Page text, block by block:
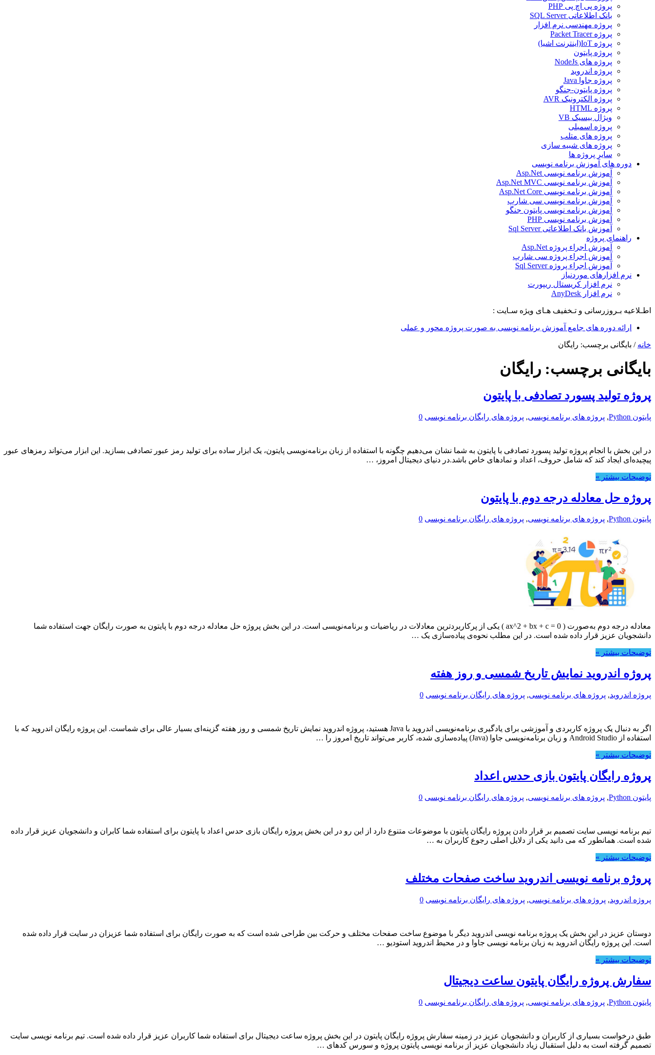
پروژه پی اچ پی PHP
بانک اطلاعاتی SQL Server
پروژه مهندسی نرم افزار
پروژه Packet Tracer
پروژه IoT(اینترنت اشیا)
پروژه پایتون
پروژه های NodeJs
پروژه اندروید
پروژه جاوا Java
پروژه پایتون-جنگو
پروژه الکترونیک AVR
پروژه HTML
ویژال بیسیک VB
پروژه اسمبلی
پروژه های متلب
پروژه های شبیه سازی
سایر پروژه ها
دوره های آموزش برنامه نویسی
آموزش برنامه نویسی Asp.Net
آموزش برنامه نویسی Asp.Net MVC
آموزش برنامه نویسی Asp.Net Core
آموزش برنامه نویسی سی شارپ
آموزش برنامه نویسی پایتون جنگو
آموزش برنامه نویسی PHP
آموزش بانک اطلاعاتی Sql Server
راهنمای پروژه
آموزش اجراء پروژه Asp.Net
آموزش اجراء پروژه سی شارپ
آموزش اجراء پروژه Sql Server
نرم افزارهای موردنیاز
نرم افزار کریستال ریپورت
نرم افزار AnyDesk
اطـلاعیه بـروزرسانی و تـخفیف هـای ویژه سـایت :
ارائه دوره های جامع آموزش برنامه نویسی به صورت پروژه محور و عملی
خانه / بایگانی برچسب: رایگان
بایگانی برچسب: رایگان
پروژه تولید پسورد تصادفی با پایتون
پایتون Python , پروژه های برنامه نویسی, پروژه های رایگان برنامه نویسی 0
در این بخش با انجام پروژه تولید پسورد تصادفی با پایتون به شما نشان می‌دهیم چگونه با استفاده از زبان برنامه‌نویسی پایتون، یک ابزار ساده برای تولید رمز عبور تصادفی بسازید. این ابزار می‌تواند رمزهای عبور
پیچیده‌ای ایجاد کند که شامل حروف، اعداد و نمادهای خاص باشد.در دنیای دیجیتال امروز، …
توضیحات بیشتر »
پروژه حل معادله درجه دوم با پایتون
پایتون Python , پروژه های برنامه نویسی, پروژه های رایگان برنامه نویسی 0
معادله درجه دوم به‌صورت ( ax^2 + bx + c = 0 ) یکی از پرکاربردترین معادلات در ریاضیات و برنامه‌نویسی است. در این بخش پروژه حل معادله درجه دوم با پایتون به صورت رایگان جهت استفاده شما
دانشجویان عزیز قرار داده شده است. در این مطلب نحوه‌ی پیاده‌سازی یک …
توضیحات بیشتر »
پروژه اندروید نمایش تاریخ شمسی و روز هفته
پروژه اندروید, پروژه های برنامه نویسی, پروژه های رایگان برنامه نویسی 0
اگر به دنبال یک پروژه کاربردی و آموزشی برای یادگیری برنامه‌نویسی اندروید با Java هستید، پروژه اندروید نمایش تاریخ شمسی و روز هفته گزینه‌ای بسیار عالی برای شماست. این پروژه رایگان اندروید که با
استفاده از Android Studio و زبان برنامه‌نویسی جاوا (Java) پیاده‌سازی شده، کاربر می‌تواند تاریخ امروز را …
توضیحات بیشتر »
پروژه رایگان پایتون بازی حدس اعداد
پایتون Python , پروژه های برنامه نویسی, پروژه های رایگان برنامه نویسی 0
تیم برنامه نویسی سایت تصمیم بر قرار دادن پروژه رایگان پایتون با موضوعات متنوع دارد از این رو در این بخش پروژه رایگان بازی حدس اعداد با پایتون برای استفاده شما کابران و دانشجویان عزیز قرار داده
شده است. همانطور که می دانید یکی از دلایل اصلی رجوع کاربران به …
توضیحات بیشتر »
پروژه برنامه نویسی اندروید ساخت صفحات مختلف
پروژه اندروید, پروژه های برنامه نویسی, پروژه های رایگان برنامه نویسی 0
دوستان عزیز در این بخش یک پروژه برنامه نویسی اندروید دیگر با موضوع ساخت صفحات مختلف و حرکت بین طراحی شده است که به صورت رایگان برای استفاده شما عزیزان در سایت قرار داده شده
است. این پروژه رایگان اندروید به زبان برنامه نویسی جاوا و در محیط اندروید استودیو …
توضیحات بیشتر »
سفارش پروژه رایگان پایتون ساعت دیجیتال
پایتون Python , پروژه های برنامه نویسی, پروژه های رایگان برنامه نویسی 0
طبق درخواست بسیاری از کاربران و دانشجویان عزیز در زمینه سفارش پروژه رایگان پایتون در این بخش پروژه ساعت دیجیتال برای استفاده شما کاربران عزیز قرار داده شده است. تیم برنامه نویسی سایت
تصمیم گرفته است به دلیل استقبال زیاد دانشجویان عزیز از برنامه نویسی پایتون پروژه و سورس کدهای …